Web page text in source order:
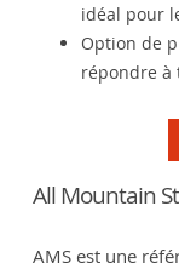
idéal pour
Option de
répondre à
All Mountain
AMS est une